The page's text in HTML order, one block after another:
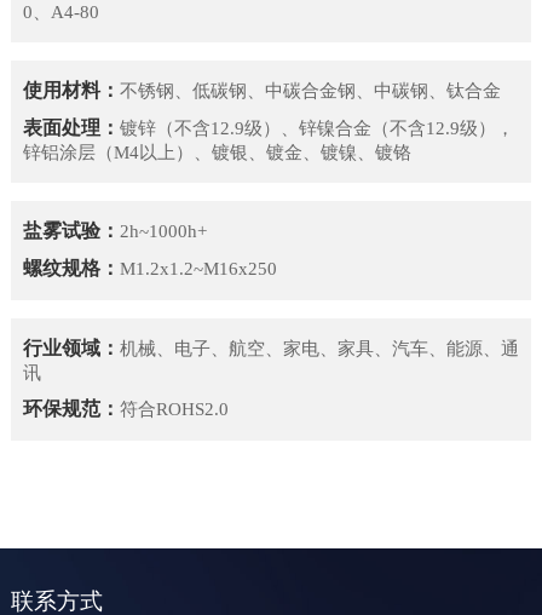
0、A4-80
使用材料： 不锈钢、低碳钢、中碳合金钢、中碳钢、钛合金
表面处理： 镀锌（不含12.9级）、锌镍合金（不含12.9级），
锌铝涂层（M4以上）、镀银、镀金、镀镍、镀铬
盐雾试验： 2h~1000h+
螺纹规格： M1.2x1.2~M16x250
行业领域： 机械、电子、航空、家电、家具、汽车、能源、通
讯
环保规范： 符合ROHS2.0
联系方式